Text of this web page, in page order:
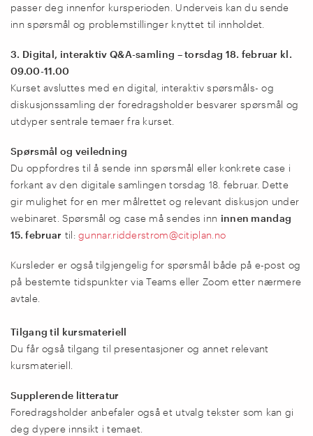
passer deg innenfor kursperioden. Underveis kan du sende
inn spørsmål og problemstillinger knyttet til innholdet.
3. Digital, interaktiv Q&A-samling – torsdag 18. februar kl.
09.00-11.00
Kurset avsluttes med en digital, interaktiv spørsmåls- og
diskusjonssamling der foredragsholder besvarer spørsmål og
utdyper sentrale temaer fra kurset.
Spørsmål og veiledning
Du oppfordres til å sende inn spørsmål eller konkrete case i
forkant av den digitale samlingen torsdag 18. februar. Dette
gir mulighet for en mer målrettet og relevant diskusjon under
webinaret. Spørsmål og case må sendes inn innen mandag
15. februar til:gunnar.ridderstrom@citiplan.no
Kursleder er også tilgjengelig for spørsmål både på e-post og
på bestemte tidspunkter via Teams eller Zoom etter nærmere
avtale.
Tilgang til kursmateriell
Du får også tilgang til presentasjoner og annet relevant
kursmateriell.
Supplerende litteratur
Foredragsholder anbefaler også et utvalg tekster som kan gi
deg dypere innsikt i temaet.